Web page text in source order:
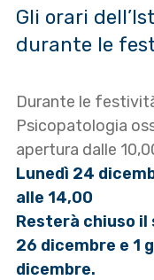
Gli orari
durante le
Durante le
Psicopatologia
apertura dalle
Lunedì 24
alle 14,00
Resterà chiuso
26 dicembre e 1
dicembre.